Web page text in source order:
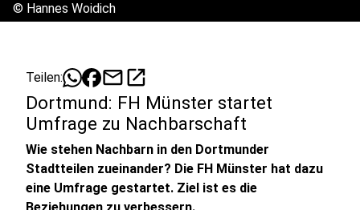
© Hannes Woidich
Teilen: mailopen_in_new
Dortmund: FH Münster startet
Umfrage zu Nachbarschaft
Wie stehen Nachbarn in den Dortmunder
Stadtteilen zueinander? Die FH Münster hat dazu
eine Umfrage gestartet. Ziel ist es die